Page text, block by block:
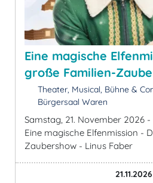
Eine magische
große Familien-
Theater, Musical, Bühne &
Bürgersaal Waren
Samstag, 21. November 2026
Eine magische Elfenmission -
Zaubershow - Linus Faber
21.11.2026